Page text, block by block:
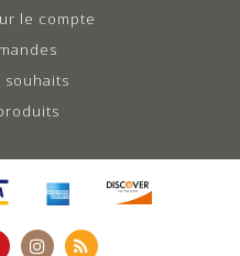
le compte
souhaits